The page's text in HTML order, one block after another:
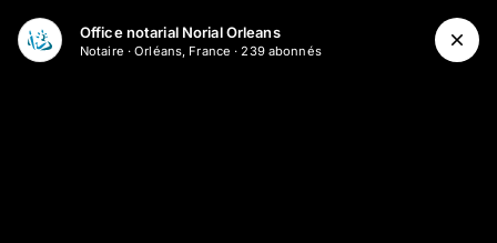
Office notarial Norial Orleans
Notaire ·Orléans, France · 239abonnés